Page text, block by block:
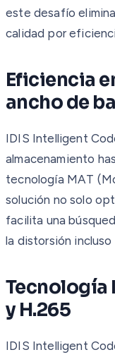
este desafío
calidad por
Eficiencia
ancho de
IDIS Intelligent
almacenamiento
tecnología MAT
solución no solo
facilita una
la distorsión
Tecnología
y H.265
IDIS Intelligent